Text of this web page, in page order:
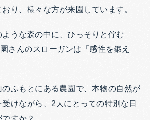
り、様々な方が来園しています。
ような森の中に、ひっそりと佇む
さんのスローガンは「感性を鍛え
ふもとにある農園で、本物の自然が
けながら、2人にとっての特別な日